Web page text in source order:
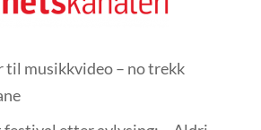
til musikkvideo – no trekk